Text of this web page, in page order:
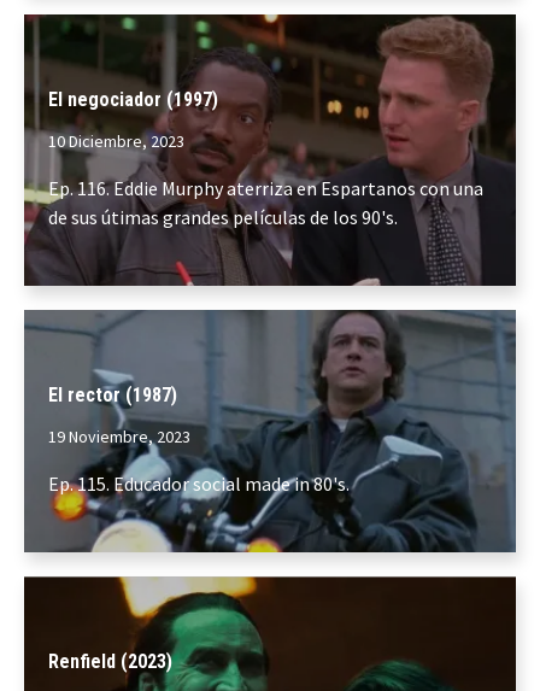
El negociador (1997)
10 Diciembre, 2023
Ep. 116. Eddie Murphy aterriza en Espartanos con una
de sus útimas grandes películas de los 90's.
El rector (1987)
19 Noviembre, 2023
Ep. 115. Educador social made in 80's.
Renfield (2023)